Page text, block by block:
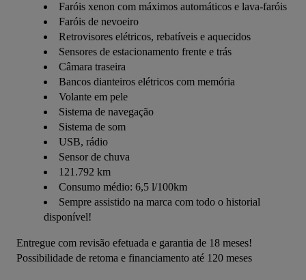
Faróis xenon com máximos automáticos e lava-faróis
Faróis de nevoeiro
Retrovisores elétricos, rebatíveis e aquecidos
Sensores de estacionamento frente e trás
Câmara traseira
Bancos dianteiros elétricos com memória
Volante em pele
Sistema de navegação
Sistema de som
USB, rádio
Sensor de chuva
121.792 km
Consumo médio: 6,5 l/100km
Sempre assistido na marca com todo o historial
disponível!
Entregue com revisão efetuada e garantia de 18 meses!
Possibilidade de retoma e financiamento até 120 meses